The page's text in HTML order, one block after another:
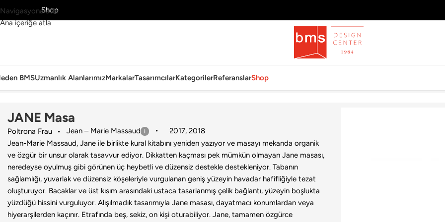
Navigasyona atla
Ana içeriğe atla
KeşfetShop
BMSUzmanlık AlanlarımızMarkalarTasarımcılarKategorilerReferanslarShop
Ana Sayfa›Ev›Masa›Poltrona Frau›JANE Masa
JANE Masa
Poltrona Frau Jean – Marie Massaud 2017,2018
Jean-Marie Massaud, Jane ile birlikte kural kitabını yeniden yazıyor ve masayı mekanda organik
ve özgür bir unsur olarak tasavvur ediyor. Dikkatten kaçması pek mümkün olmayan Jane masası,
neredeyse oyulmuş gibi görünen üç heybetli ve düzensiz destekle destekleniyor. Tabanın
sağlamlığı, yuvarlak ve düzensiz köşeleriyle vurgulanan geniş yüzeyin havadar hafifliğiyle tezat
oluşturuyor. Bacaklar ve üst kısım arasındaki ustaca tasarlanmış çelik bağlantı, yüzeyin boşlukta
yüzdüğü hissini vurguluyor. Alışılmadık tasarımıyla Jane masası, dayatmacı konumlardan veya
hiyerarşilerden kaçınır. Etrafında beş, sekiz, on kişi oturabiliyor. Jane, tamamen özgürce